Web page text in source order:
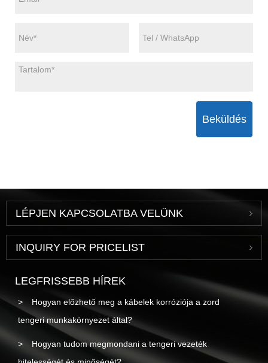
Beküldés
LÉPJEN KAPCSOLATBA VELÜNK
INQUIRY FOR PRICELIST
LEGFRISSEBB HÍREK
Hogyan előzhető meg a kábelek korróziója a zord
tengeri munkakörnyezet által?
Hogyan tudom megmondani a tengeri vezeték